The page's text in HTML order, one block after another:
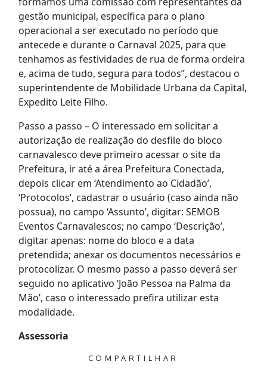
gestão municipal, específica para o plano
operacional a ser executado no período que
antecede e durante o Carnaval 2025, para que
tenhamos as festividades de rua de forma ordeira
e, acima de tudo, segura para todos”, destacou o
superintendente de Mobilidade Urbana da Capital,
Expedito Leite Filho.
Passo a passo – O interessado em solicitar a
autorização de realização do desfile do bloco
carnavalesco deve primeiro acessar o site da
Prefeitura, ir até a área Prefeitura Conectada,
depois clicar em ‘Atendimento ao Cidadão’,
‘Protocolos’, cadastrar o usuário (caso ainda não
possua), no campo ‘Assunto’, digitar: SEMOB
Eventos Carnavalescos; no campo ‘Descrição’,
digitar apenas: nome do bloco e a data
pretendida; anexar os documentos necessários e
protocolizar. O mesmo passo a passo deverá ser
seguido no aplicativo ‘João Pessoa na Palma da
Mão’, caso o interessado prefira utilizar esta
modalidade.
Assessoria
COMPARTILHAR